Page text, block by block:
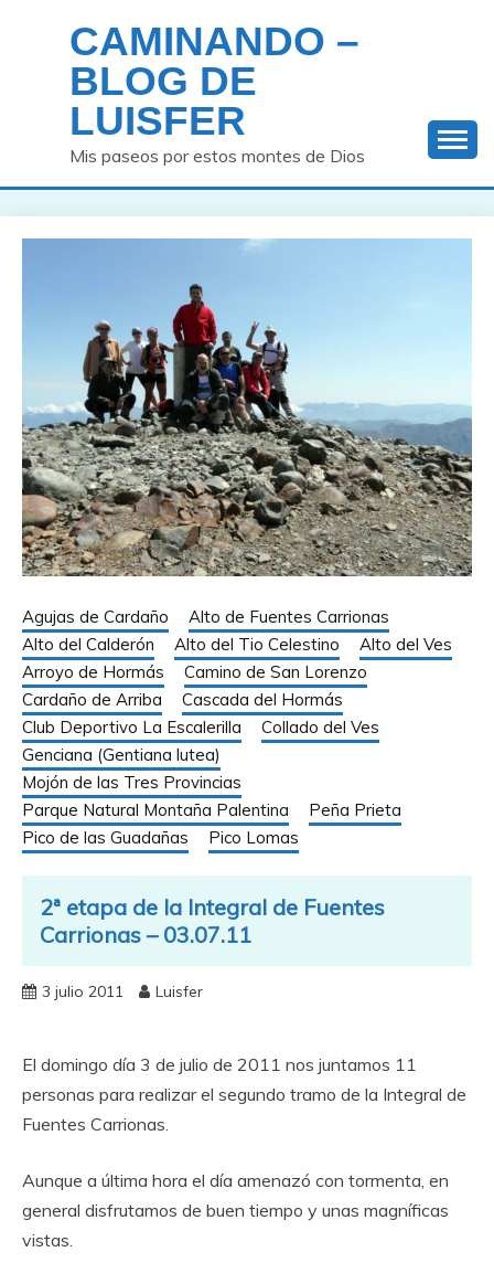
contenido
CAMINANDO –
BLOG DE
LUISFER
Mis paseos por estos montes de Dios
Agujas de Cardaño
Alto de Fuentes Carrionas
Alto del Calderón
Alto del Tio Celestino
Alto del Ves
Arroyo de Hormás
Camino de San Lorenzo
Cardaño de Arriba
Cascada del Hormás
Club Deportivo La Escalerilla
Collado del Ves
Genciana (Gentiana lutea)
Mojón de las Tres Provincias
Parque Natural Montaña Palentina
Peña Prieta
Pico de las Guadañas
Pico Lomas
2ª etapa de la Integral de Fuentes
Carrionas – 03.07.11
3 julio 2011 Luisfer
El domingo día 3 de julio de 2011 nos juntamos 11
personas para realizar el segundo tramo de la Integral de
Fuentes Carrionas.
Aunque a última hora el día amenazó con tormenta, en
general disfrutamos de buen tiempo y unas magníficas
vistas.